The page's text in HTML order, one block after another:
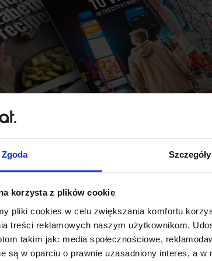
Zgoda Szczegóły
korzysta z plików cookie
pliki cookies w celu zwiększania komfortu
treści reklamowych naszym użytkownikom.
takim jak: media społecznościowe,
są w oparciu o prawnie uzasadniony interes, a